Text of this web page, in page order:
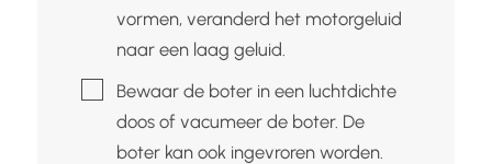
vormen, veranderd het motorgeluid
naar een laag geluid.
▢Bewaar de boter in een luchtdichte
doos of vacumeer de boter. De
boter kan ook ingevroren worden.